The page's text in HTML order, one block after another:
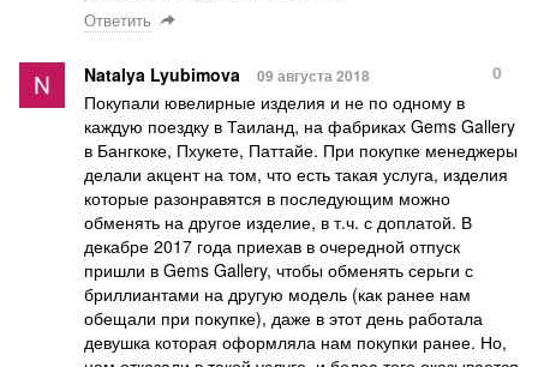
Ответить
Natalya Lyubimova 09 августа 2018
Покупали ювелирные изделия и не по одному в
каждую поездку в Таиланд, на фабриках Gems Gallery
в Бангкоке, Пхукете, Паттайе. При покупке менеджеры
делали акцент на том, что есть такая услуга, изделия
которые разонравятся в последующим можно
обменять на другое изделие, в т.ч. с доплатой. В
декабре 2017 года приехав в очередной отпуск
пришли в Gems Gallery, чтобы обменять серьги с
бриллиантами на другую модель (как ранее нам
обещали при покупке), даже в этот день работала
девушка которая оформляла нам покупки ранее. Но,
0